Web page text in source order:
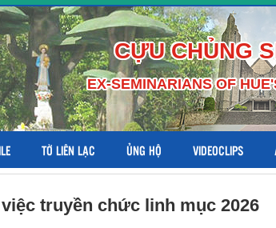
CỰU CHỦNG
EX-SEMINARIANS OF
TỜ LIÊN LẠC ỦNG HỘ VIDEOCLIPS
truyền chức linh mục 2026